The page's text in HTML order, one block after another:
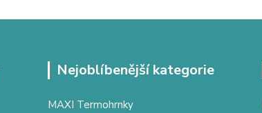
Nejoblíbenější kategorie
MAXI Termohrnky